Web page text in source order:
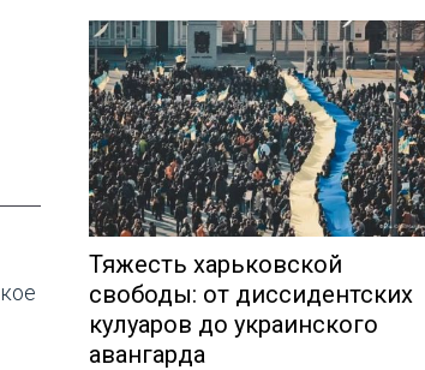
Тяжесть харьковской
свободы: от диссидентских
кулуаров до украинского
авангарда